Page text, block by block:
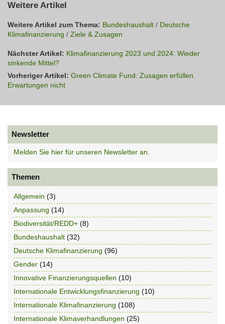
Weitere Artikel
Weitere Artikel zum Thema: Bundeshaushalt / Deutsche
Klimafinanzierung / Ziele & Zusagen
Nächster Artikel: Klimafinanzierung 2023 und 2024: Wieder
sinkende Mittel?
Vorheriger Artikel: Green Climate Fund: Zusagen erfüllen
Erwartungen nicht
Newsletter
Melden Sie hier für unseren Newsletter an.
Themen
Allgemein (3)
Anpassung (14)
Biodiversität/REDD+ (8)
Bundeshaushalt (32)
Deutsche Klimafinanzierung (96)
Gender (14)
Innovative Finanzierungsquellen (10)
Internationale Entwicklungsfinanzierung (10)
Internationale Klimafinanzierung (108)
Internationale Klimaverhandlungen (25)